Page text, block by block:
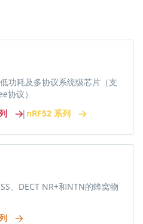
功耗及多协议系统级芯片（支
议）
| nRF52 系列
、DECT NR+和NTN的蜂窝物